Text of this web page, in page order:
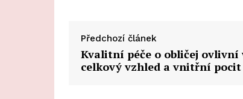
Předchozí článek
Kvalitní péče o obličej ovlivní
celkový vzhled a vnitřní pocit